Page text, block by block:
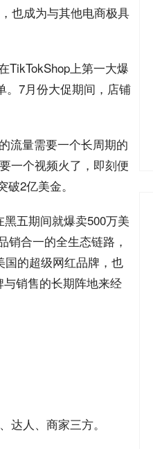
，也成为与其他电商极具
TikTokShop上第一大爆
。7月份大促期间，店铺
流量需要一个长周期的
一个视频火了，即刻便
2亿美金。
黑五期间就爆卖500万美
销合一的全生态链路，
国的超级网红品牌，也
销售的长期阵地来经
、达人、商家三方。